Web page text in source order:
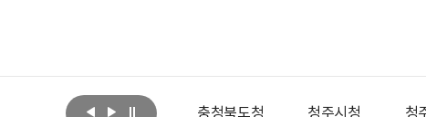
문화체육관광부 충청북도청 청주시청 청